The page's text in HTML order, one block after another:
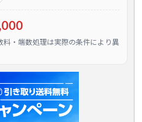
・端数処理は実際の条件により異